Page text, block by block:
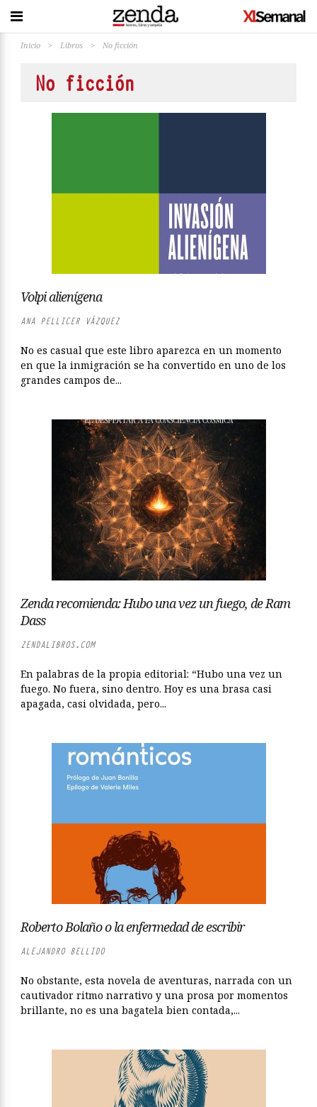
Inicio > Libros > No ficción
No ficción
Volpi alienígena
ANA PELLICER VÁZQUEZ
No es casual que este libro aparezca en un momento
en que la inmigración se ha convertido en uno de los
grandes campos de...
Zenda recomienda: Hubo una vez un fuego, de Ram
Dass
ZENDALIBROS.COM
En palabras de la propia editorial: “Hubo una vez un
fuego. No fuera, sino dentro. Hoy es una brasa casi
apagada, casi olvidada, pero...
Roberto Bolaño o la enfermedad de escribir
ALEJANDRO BELLIDO
No obstante, esta novela de aventuras, narrada con un
cautivador ritmo narrativo y una prosa por momentos
brillante, no es una bagatela bien contada,...